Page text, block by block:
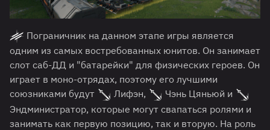
Пограничник на данном этапе игры является
одним из самых востребованных юнитов. Он занимает
слот саб-ДД и "батарейки" для физических героев. Он
играет в моно-отрядах, поэтому его лучшими
союзниками будут
Лифэн,
Чэнь Цяньюй и
Эндминистратор, которые могут свапаться ролями и
занимать как первую позицию, так и вторую. На роль